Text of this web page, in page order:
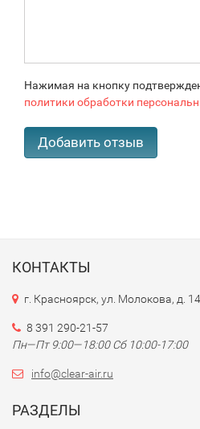
Нажимая на кнопку
политики обработки
КОНТАКТЫ
г. Красноярск, ул. Молокова, д. 14
8 391 290-21-57
Пн—Пт 9:00—18:00 Сб 10:00-17:00
info@clear-air.ru
РАЗДЕЛЫ